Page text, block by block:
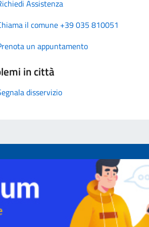
Assistenza
il comune +39 035 810051
un appuntamento
in città
disservizio